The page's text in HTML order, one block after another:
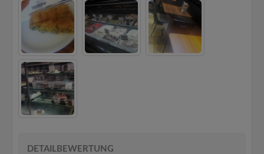
DETAILBEWERTUNG